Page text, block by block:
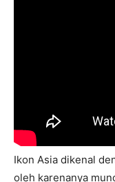
Ikon Asia dikenal
oleh karenanya